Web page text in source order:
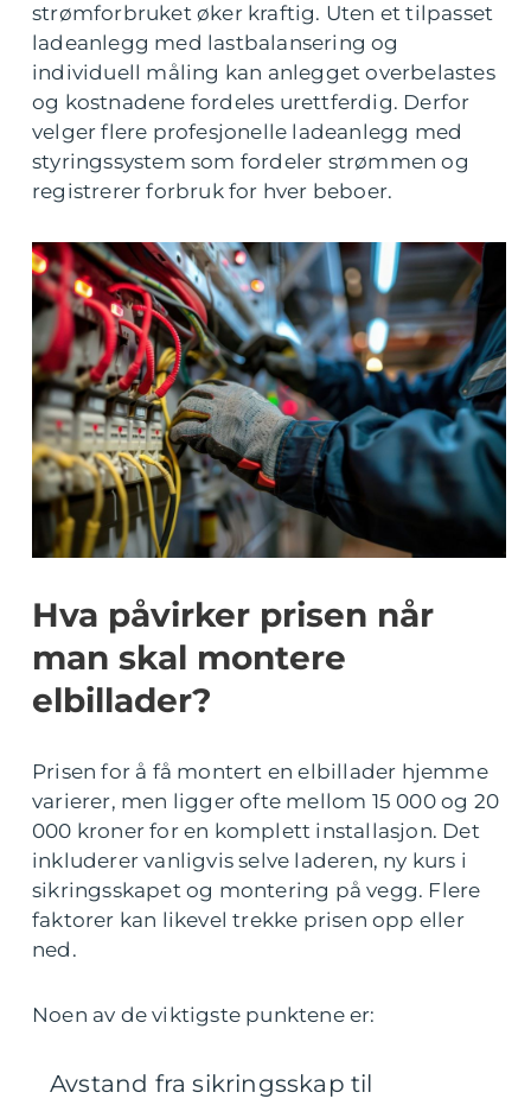
strømforbruket øker kraftig. Uten et tilpasset
ladeanlegg med lastbalansering og
individuell måling kan anlegget overbelastes
og kostnadene fordeles urettferdig. Derfor
velger flere profesjonelle ladeanlegg med
styringssystem som fordeler strømmen og
registrerer forbruk for hver beboer.
Hva påvirker prisen når
man skal montere
elbillader?
Prisen for å få montert en elbillader hjemme
varierer, men ligger ofte mellom 15 000 og 20
000 kroner for en komplett installasjon. Det
inkluderer vanligvis selve laderen, ny kurs i
sikringsskapet og montering på vegg. Flere
faktorer kan likevel trekke prisen opp eller
ned.
Noen av de viktigste punktene er:
Avstand fra sikringsskap til